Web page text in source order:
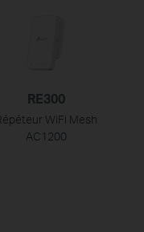
RE300
WiFi Mesh
AC1200